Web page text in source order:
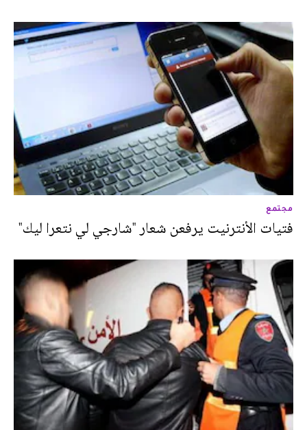
مجتمع
فتيات الأنترنيت يرفعن شعار "شارجي لي نتعرا ليك"